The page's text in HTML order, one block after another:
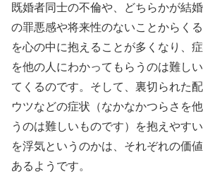
既婚者同士の不倫や、どちらかが結
の罪悪感や将来性のないことからく
を心の中に抱えることが多くなり、
を他の人にわかってもらうのは難し
てくるのです。そして、裏切られた
ウツなどの症状（なかなかつらさを
うのは難しいものです）を抱えやす
を浮気というのかは、それぞれの価
あるようです。